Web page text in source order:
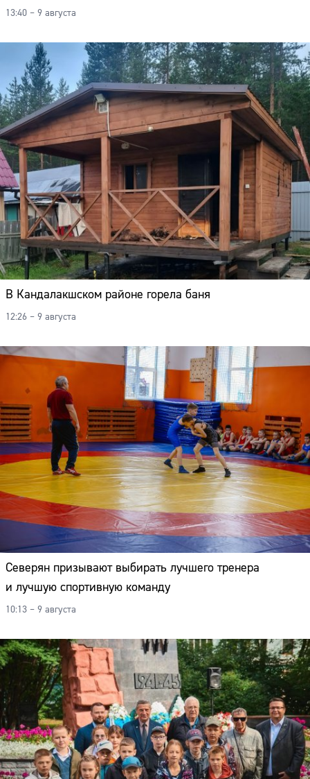
13:40 – 9 августа
В Кандалакшском районе горела баня
12:26 – 9 августа
Северян призывают выбирать лучшего тренера
и лучшую спортивную команду
10:13 – 9 августа